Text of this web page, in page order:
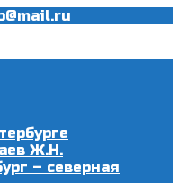
Ж.Н.
– северная